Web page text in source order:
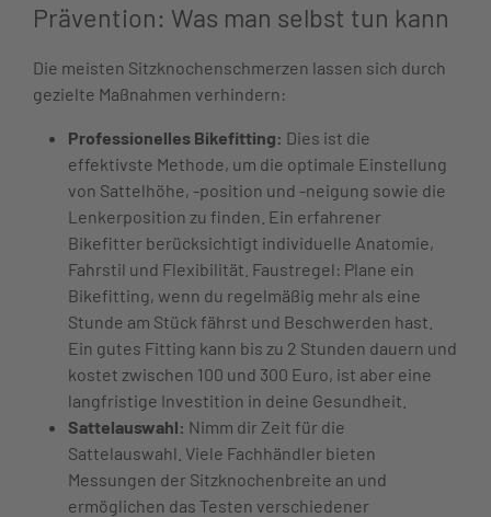
Prävention: Was man selbst tun kann
Die meisten Sitzknochenschmerzen lassen sich durch
gezielte Maßnahmen verhindern:
Professionelles Bikefitting: Dies ist die
effektivste Methode, um die optimale Einstellung
von Sattelhöhe, -position und -neigung sowie die
Lenkerposition zu finden. Ein erfahrener
Bikefitter berücksichtigt individuelle Anatomie,
Fahrstil und Flexibilität. Faustregel: Plane ein
Bikefitting, wenn du regelmäßig mehr als eine
Stunde am Stück fährst und Beschwerden hast.
Ein gutes Fitting kann bis zu 2 Stunden dauern und
kostet zwischen 100 und 300 Euro, ist aber eine
langfristige Investition in deine Gesundheit.
Sattelauswahl: Nimm dir Zeit für die
Sattelauswahl. Viele Fachhändler bieten
Messungen der Sitzknochenbreite an und
ermöglichen das Testen verschiedener